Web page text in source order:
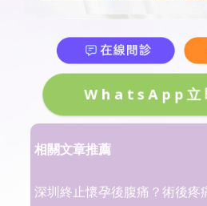
WhatsApp立
相關文章推薦
深圳終止懷孕後腹痛？術後疼